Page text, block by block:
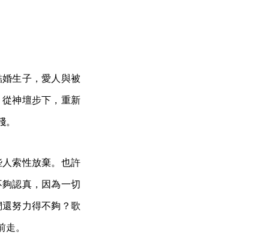
生子，愛人與被
神壇步下，重新
索性放棄。也許
認真，因為一切
努力得不夠？歌
。